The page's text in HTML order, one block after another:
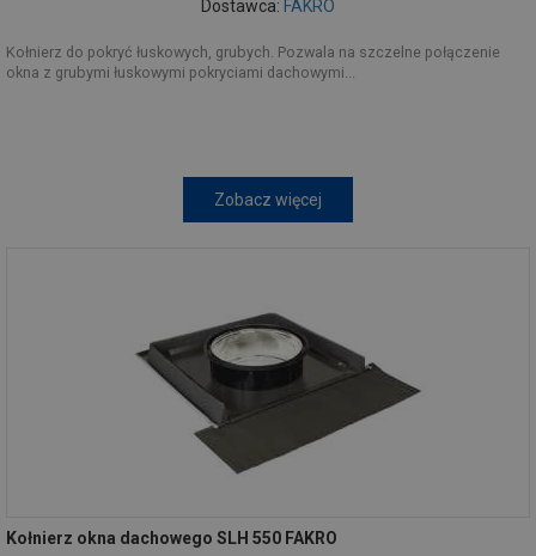
Dostawca: FAKRO
Kołnierz do pokryć łuskowych, grubych. Pozwala na szczelne połączenie
okna z grubymi łuskowymi pokryciami dachowymi...
Zobacz więcej
Kołnierz okna dachowego SLH 550 FAKRO